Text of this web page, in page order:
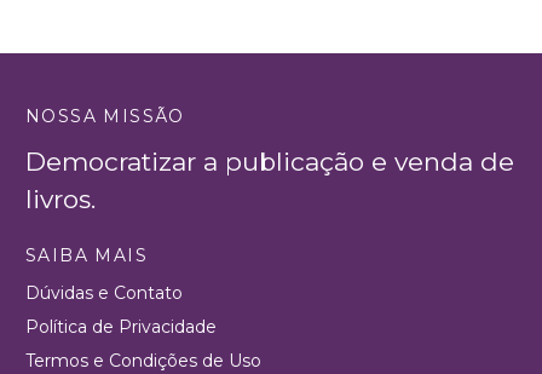
NOSSA MISSÃO
Democratizar a publicação e venda de
livros.
SAIBA MAIS
Dúvidas e Contato
Política de Privacidade
Termos e Condições de Uso